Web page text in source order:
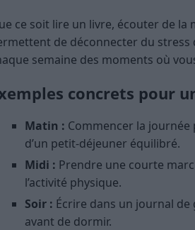
ce soit lire un livre, écouter de
de déconnecter du stress
semaine des moments où
concrets pour
Matin : Commencer la journée
d’un petit-déjeuner équilibré.
Midi : Prendre une courte
l’activité physique.
Soir : Écrire dans un journal
avant de dormir.